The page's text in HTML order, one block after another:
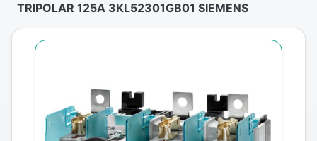
TRIPOLAR 125A 3KL52301GB01 SIEMENS